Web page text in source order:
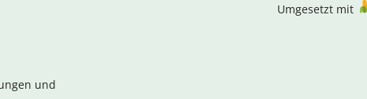
und
Umgesetzt mit